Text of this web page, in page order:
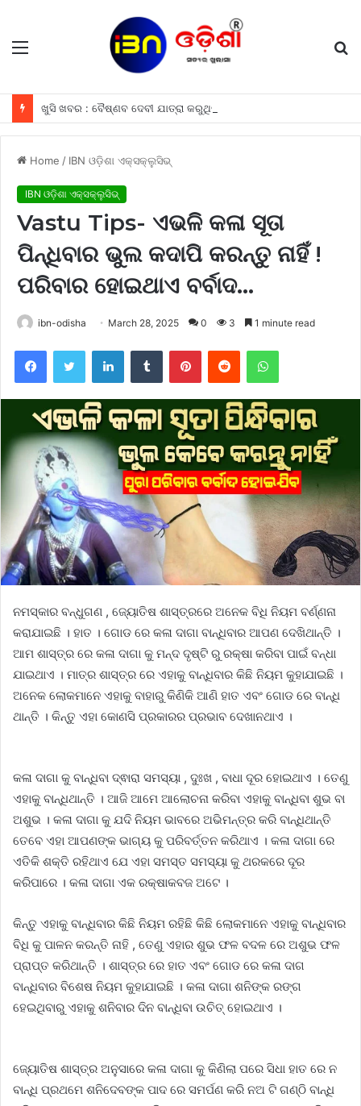
Menu
Home / IBN ଓଡ଼ିଶା ଏକ୍ସକ୍ଲୁସିଭ୍
IBN ଓଡ଼ିଶା ଏକ୍ସକ୍ଲୁସିଭ୍
Vastu Tips- ଏଭଳି କଳା ସୂତା
ପିନ୍ଧିବାର ଭୁଲ କଦାପି କରନ୍ତୁ ନାହିଁ !
ପରିବାର ହୋଇଥାଏ ବର୍ବାଦ…
ibn-odisha March 28, 2025 0 3 1 minute read
FacebookTwitter LinkedInTumblr PinterestReddit WhatsApp
ନମସ୍କାର ବନ୍ଧୁଗଣ , ଜ୍ୟୋତିଷ ଶାସ୍ତ୍ରରେ ଅନେକ ବିଧି ନିୟମ ବର୍ଣ୍ଣନା
କରାଯାଇଛି । ହାତ । ଗୋଡ ରେ କଳା ଦାଗା ବାନ୍ଧିବାର ଆପଣ ଦେଖିଥାନ୍ତି ।
ଆମ ଶାସ୍ତ୍ର ରେ କଳା ଦାଗା କୁ ମନ୍ଦ ଦୃଷ୍ଟି ରୁ ରକ୍ଷା କରିବା ପାଇଁ ବନ୍ଧା
ଯାଇଥାଏ । ମାତ୍ର ଶାସ୍ତ୍ର ରେ ଏହାକୁ ବାନ୍ଧିବାର କିଛି ନିୟମ କୁହାଯାଇଛି ।
ଅନେକ ଲୋକମାନେ ଏହାକୁ ବାହାରୁ କିଣିକି ଆଣି ହାତ ଏବଂ ଗୋଡ ରେ ବାନ୍ଧି
ଥାନ୍ତି । କିନ୍ତୁ ଏହା କୋଣସି ପ୍ରକାରର ପ୍ରଭାବ ଦେଖାନଥାଏ ।
କଳା ଦାଗା କୁ ବାନ୍ଧିବା ଦ୍ଵାରା ସମସ୍ୟା , ଦୁଃଖ , ବାଧା ଦୂର ହୋଇଥାଏ । ତେଣୁ
ଏହାକୁ ବାନ୍ଧିଥାନ୍ତି । ଆଜି ଆମେ ଆଲୋଚନା କରିବା ଏହାକୁ ବାନ୍ଧିବା ଶୁଭ ବା
ଅଶୁଭ । କଳା ଦାଗା କୁ ଯଦି ନିୟମ ଭାବରେ ଅଭିମନ୍ତ୍ର କରି ବାନ୍ଧିଥାନ୍ତି
ତେବେ ଏହା ଆପଣଙ୍କ ଭାଗ୍ୟ କୁ ପରିବର୍ତ୍ତନ କରିଥାଏ । କଳା ଦାଗା ରେ
ଏତିକି ଶକ୍ତି ରହିଥାଏ ଯେ ଏହା ସମସ୍ତ ସମସ୍ୟା କୁ ଥରକରେ ଦୂର
କରିପାରେ । କଳା ଦାଗା ଏକ ରକ୍ଷାକବଜ ଅଟେ ।
କିନ୍ତୁ ଏହାକୁ ବାନ୍ଧିବାର କିଛି ନିୟମ ରହିଛି କିଛି ଲୋକମାନେ ଏହାକୁ ବାନ୍ଧିବାର
ବିଧି କୁ ପାଳନ କରନ୍ତି ନାହି , ତେଣୁ ଏହାର ଶୁଭ ଫଳ ବଦଳ ରେ ଅଶୁଭ ଫଳ
ପ୍ରାପ୍ତ କରିଥାନ୍ତି । ଶାସ୍ତ୍ର ରେ ହାତ ଏବଂ ଗୋଡ ରେ କଳା ଦାଗ
ବାନ୍ଧିବାର ବିଶେଷ ନିୟମ କୁହାଯାଇଛି । କଳା ଦାଗା ଶନିଙ୍କ ରଙ୍ଗ
ହେଇଥିବାରୁ ଏହାକୁ ଶନିବାର ଦିନ ବାନ୍ଧିବା ଉଚିତ୍ ହୋଇଥାଏ ।
ଜ୍ୟୋତିଷ ଶାସ୍ତ୍ର ଅନୁସାରେ କଳା ଦାଗା କୁ କିଣିଲା ପରେ ସିଧା ହାତ ରେ ନ
ବାନ୍ଧି ପ୍ରଥମେ ଶନିଦେବଙ୍କ ପାଦ ରେ ସମର୍ପଣ କରି ନଅ ଟି ଗଣ୍ଠି ବାନ୍ଧି